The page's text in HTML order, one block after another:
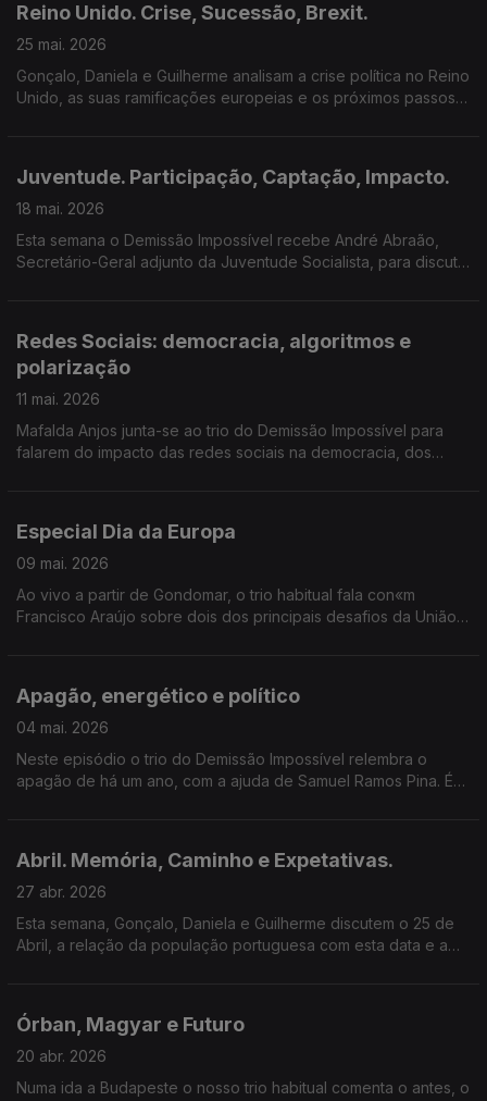
Reino Unido. Crise, Sucessão, Brexit.
25 mai. 2026
Gonçalo, Daniela e Guilherme analisam a crise política no Reino
Unido, as suas ramificações europeias e os próximos passos
Juventude. Participação, Captação, Impacto.
18 mai. 2026
Esta semana o Demissão Impossível recebe André Abraão,
Secretário-Geral adjunto da Juventude Socialista, para discutir
Redes Sociais: democracia, algoritmos e
polarização
11 mai. 2026
Mafalda Anjos junta-se ao trio do Demissão Impossível para
falarem do impacto das redes sociais na democracia, dos
Especial Dia da Europa
09 mai. 2026
Ao vivo a partir de Gondomar, o trio habitual fala con«m
Francisco Araújo sobre dois dos principais desafios da União
Apagão, energético e político
04 mai. 2026
Neste episódio o trio do Demissão Impossível relembra o
apagão de há um ano, com a ajuda de Samuel Ramos Pina. É
Abril. Memória, Caminho e Expetativas.
27 abr. 2026
Esta semana, Gonçalo, Daniela e Guilherme discutem o 25 de
Abril, a relação da população portuguesa com esta data e a
Órban, Magyar e Futuro
20 abr. 2026
Numa ida a Budapeste o nosso trio habitual comenta o antes, o